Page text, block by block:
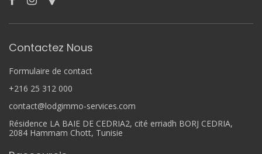
Contactez Nous
Formulaire de contact
+216 25 312 000
contact@lodgimmo-services.com
Résidence LA BAIE DE CEDRIA2, cité erriadh BORJ CEDRIA,
2084 Hammam Chott, Tunisie